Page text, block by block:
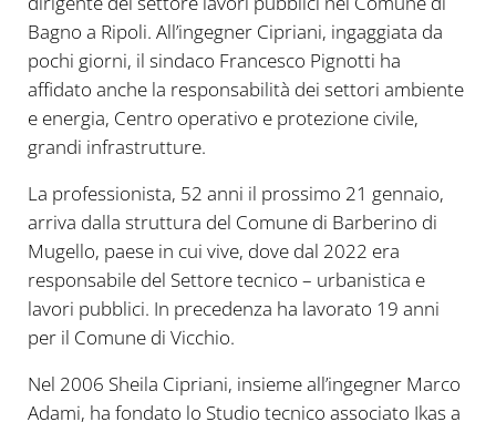
Bagno a Ripoli. All’ingegner Cipriani, ingaggiata da
pochi giorni, il sindaco Francesco Pignotti ha
affidato anche la responsabilità dei settori ambiente
e energia, Centro operativo e protezione civile,
grandi infrastrutture.
La professionista, 52 anni il prossimo 21 gennaio,
arriva dalla struttura del Comune di Barberino di
Mugello, paese in cui vive, dove dal 2022 era
responsabile del Settore tecnico – urbanistica e
lavori pubblici. In precedenza ha lavorato 19 anni
per il Comune di Vicchio.
Nel 2006 Sheila Cipriani, insieme all’ingegner Marco
Adami, ha fondato lo Studio tecnico associato Ikas a